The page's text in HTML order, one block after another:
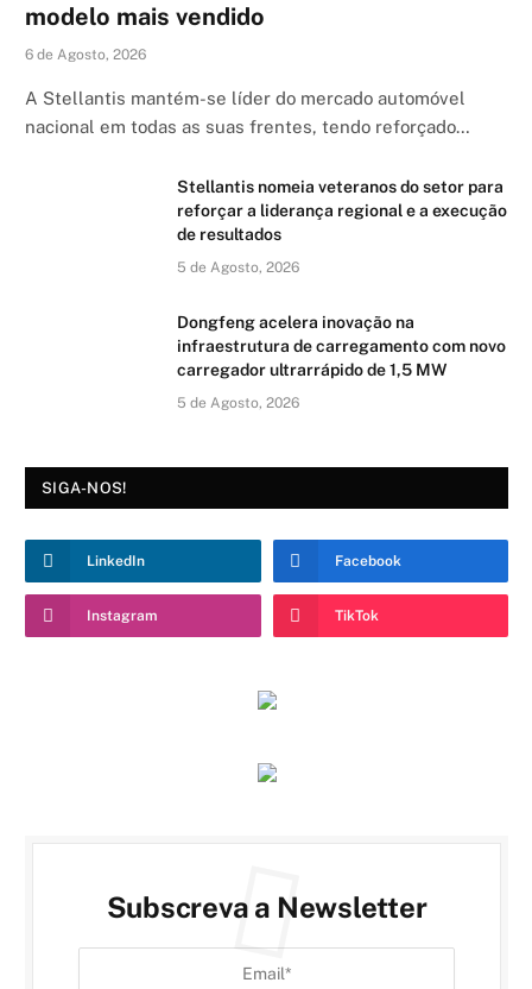
modelo mais vendido
6 de Agosto, 2026
A Stellantis mantém-se líder do mercado automóvel
nacional em todas as suas frentes, tendo reforçado…
Stellantis nomeia veteranos do setor para
reforçar a liderança regional e a execução
de resultados
5 de Agosto, 2026
Dongfeng acelera inovação na
infraestrutura de carregamento com novo
carregador ultrarrápido de 1,5 MW
5 de Agosto, 2026
SIGA-NOS!
LinkedIn Facebook
Instagram TikTok
Subscreva a Newsletter